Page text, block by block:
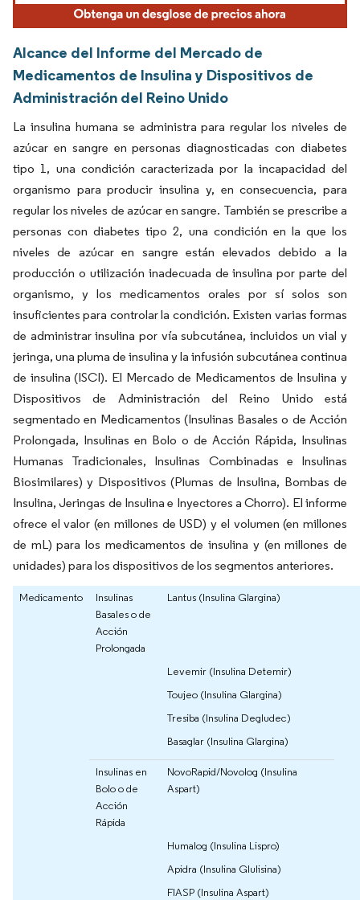
Alcance del Informe del Mercado de
Medicamentos de Insulina y Dispositivos de
Administración del Reino Unido
La insulina humana se administra para regular los niveles de
azúcar en sangre en personas diagnosticadas con diabetes
tipo 1, una condición caracterizada por la incapacidad del
organismo para producir insulina y, en consecuencia, para
regular los niveles de azúcar en sangre. También se prescribe a
personas con diabetes tipo 2, una condición en la que los
niveles de azúcar en sangre están elevados debido a la
producción o utilización inadecuada de insulina por parte del
organismo, y los medicamentos orales por sí solos son
insuficientes para controlar la condición. Existen varias formas
de administrar insulina por vía subcutánea, incluidos un vial y
jeringa, una pluma de insulina y la infusión subcutánea continua
de insulina (ISCI). El Mercado de Medicamentos de Insulina y
Dispositivos de Administración del Reino Unido está
segmentado en Medicamentos (Insulinas Basales o de Acción
Prolongada, Insulinas en Bolo o de Acción Rápida, Insulinas
Humanas Tradicionales, Insulinas Combinadas e Insulinas
Biosimilares) y Dispositivos (Plumas de Insulina, Bombas de
Insulina, Jeringas de Insulina e Inyectores a Chorro). El informe
ofrece el valor (en millones de USD) y el volumen (en millones
de mL) para los medicamentos de insulina y (en millones de
unidades) para los dispositivos de los segmentos anteriores.
Medicamento
Insulinas
Basales o de
Acción
Prolongada
Lantus (Insulina Glargina)
Levemir (Insulina Detemir)
Toujeo (Insulina Glargina)
Tresiba (Insulina Degludec)
Basaglar (Insulina Glargina)
Insulinas en
Bolo o de
Acción
Rápida
NovoRapid/Novolog (Insulina
Aspart)
Humalog (Insulina Lispro)
Apidra (Insulina Glulisina)
FIASP (Insulina Aspart)